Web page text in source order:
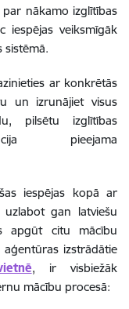
par nākamo izglītības
iespējas veiksmīgāk
sistēmā.
ar konkrētās
un izrunājiet visus
pilsētu izglītības
pieejama
iespējas kopā ar
gan latviešu
apgūt citu mācību
izstrādātie
, ir visbiežāk
mācību procesā: